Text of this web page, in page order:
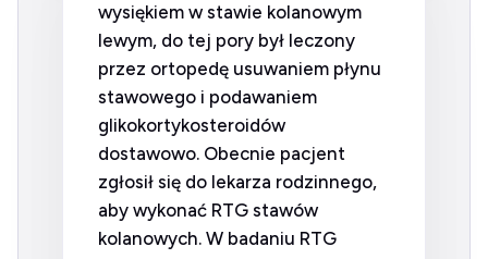
wysiękiem w stawie kolanowym
lewym, do tej pory był leczony
przez ortopedę usuwaniem płynu
stawowego i podawaniem
glikokortykosteroidów
dostawowo. Obecnie pacjent
zgłosił się do lekarza rodzinnego,
aby wykonać RTG stawów
kolanowych. W badaniu RTG